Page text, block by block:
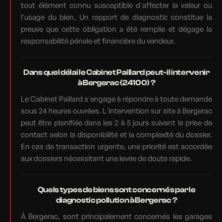
tout élément connu susceptible d'affecter la valeur ou
l'usage du bien. Un rapport de diagnostic constitue la
preuve que cette obligation a été remplie et dégage la
responsabilité pénale et financière du vendeur.
Dans quel délai le Cabinet Paillard peut-il intervenir
à Bergerac (24100) ?
Le Cabinet Paillard s'engage à répondre à toute demande
sous 24 heures ouvrées. L'intervention sur site à Bergerac
peut être planifiée dans les 2 à 5 jours suivant la prise de
contact selon la disponibilité et la complexité du dossier.
En cas de transaction urgente, une priorité est accordée
aux dossiers nécessitant une levée de doute rapide.
Quels types de biens sont concernés par le
diagnostic pollution à Bergerac ?
À Bergerac, sont principalement concernés les garages